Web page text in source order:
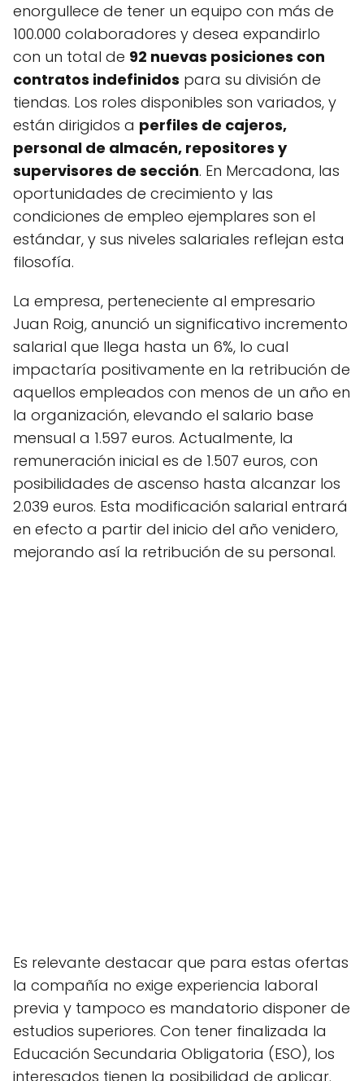
enorgullece de tener un equipo con más de
100.000 colaboradores y desea expandirlo
con un total de 92 nuevas posiciones con
contratos indefinidos para su división de
tiendas. Los roles disponibles son variados, y
están dirigidos a perfiles de cajeros,
personal de almacén, repositores y
supervisores de sección. En Mercadona, las
oportunidades de crecimiento y las
condiciones de empleo ejemplares son el
estándar, y sus niveles salariales reflejan esta
filosofía.
La empresa, perteneciente al empresario
Juan Roig, anunció un significativo incremento
salarial que llega hasta un 6%, lo cual
impactaría positivamente en la retribución de
aquellos empleados con menos de un año en
la organización, elevando el salario base
mensual a 1.597 euros. Actualmente, la
remuneración inicial es de 1.507 euros, con
posibilidades de ascenso hasta alcanzar los
2.039 euros. Esta modificación salarial entrará
en efecto a partir del inicio del año venidero,
mejorando así la retribución de su personal.
Es relevante destacar que para estas ofertas
la compañía no exige experiencia laboral
previa y tampoco es mandatorio disponer de
estudios superiores. Con tener finalizada la
Educación Secundaria Obligatoria (ESO), los
interesados tienen la posibilidad de aplicar.